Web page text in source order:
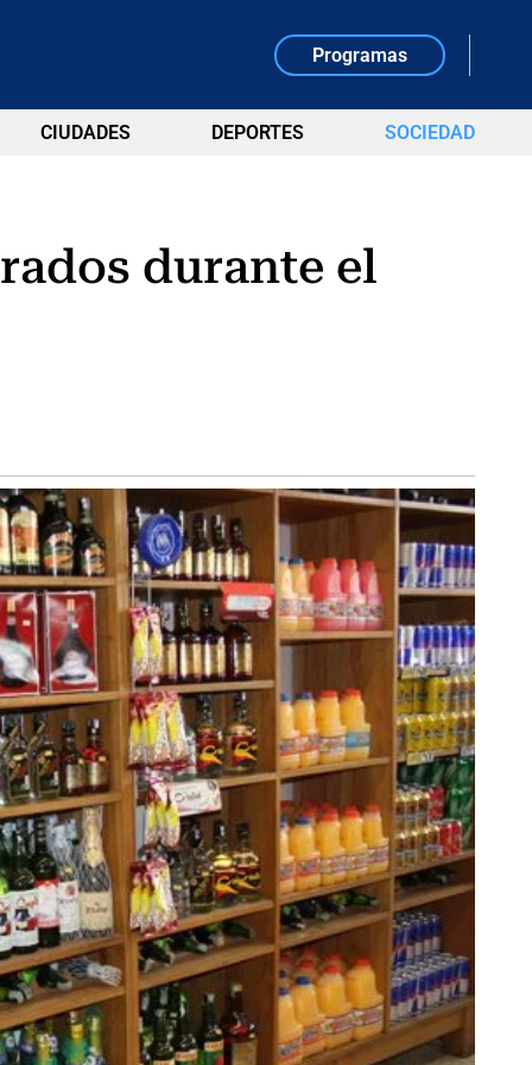
Programas
CIUDADES DEPORTES SOCIEDAD
durante el